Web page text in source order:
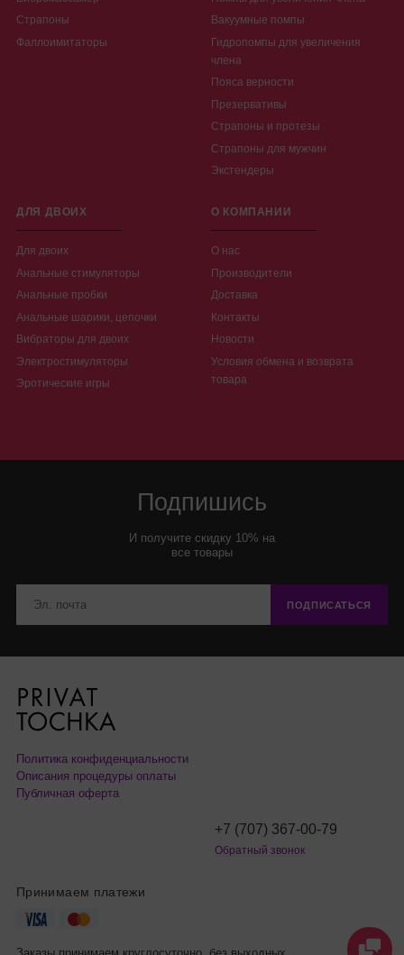
Страпоны
Фаллоимитаторы
Вакуумные помпы
Гидропомпы для увеличения
члена
Пояса верности
Презервативы
Страпоны и протезы
Страпоны для мужчин
Экстендеры
ДЛЯ ДВОИХ
Для двоих
Анальные стимуляторы
Анальные пробки
Анальные шарики, цепочки
Вибраторы для двоих
Электростимуляторы
Эротические игры
О КОМПАНИИ
О нас
Производители
Доставка
Контакты
Новости
Условия обмена и возврата
товара
Подпишись
И получите скидку 10% на
все товары
ПОДПИСАТЬСЯ
Политика конфиденциальности
Описания процедуры оплаты
Публичная оферта
+7 (707) 367-00-79
Обратный звонок
Принимаем платежи